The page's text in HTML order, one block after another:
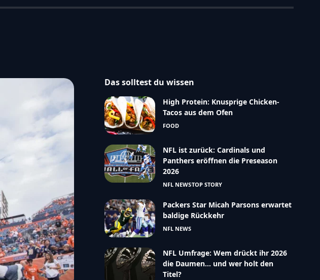
Das solltest du wissen
High Protein: Knusprige Chicken-
Tacos aus dem Ofen
FOOD
NFL ist zurück: Cardinals und
Panthers eröffnen die Preseason
2026
NFL NEWSTOP STORY
Packers Star Micah Parsons erwartet
baldige Rückkehr
NFL NEWS
NFL Umfrage: Wem drückt ihr 2026
die Daumen… und wer holt den
Titel?